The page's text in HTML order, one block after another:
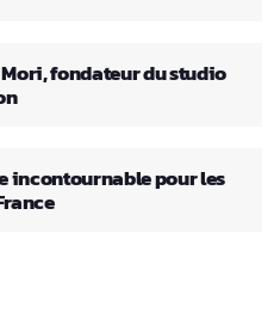
Mori, fondateur du studio
incontournable pour les